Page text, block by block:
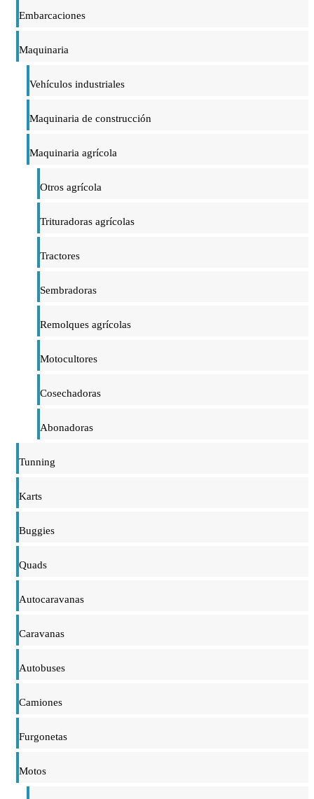
Embarcaciones
Maquinaria
Vehículos industriales
Maquinaria de construcción
Maquinaria agrícola
Otros agrícola
Trituradoras agrícolas
Tractores
Sembradoras
Remolques agrícolas
Motocultores
Cosechadoras
Abonadoras
Tunning
Karts
Buggies
Quads
Autocaravanas
Caravanas
Autobuses
Camiones
Furgonetas
Motos